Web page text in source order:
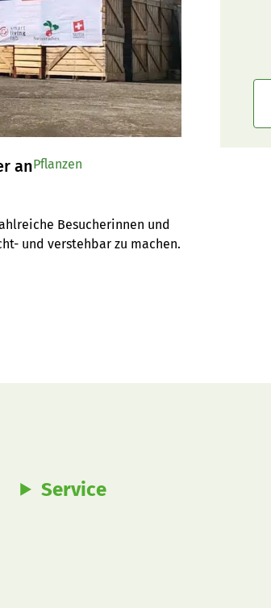
an
Besucherinnen und
und verstehbar zu machen.
Pflanzen
Service